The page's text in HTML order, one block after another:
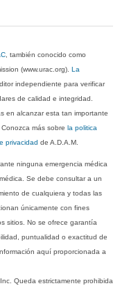
, también conocido como
(www.urac.org).La
independiente para verificar
de calidad e integridad.
en alcanzar esta tan importante
Conozca más sobrela politica
privacidad de A.D.A.M.
ninguna emergencia médica
Se debe consultar a un
de cualquiera y todas las
únicamente con fines
sitios. No se ofrece garantía
puntualidad o exactitud de
aquí proporcionada a
Queda estrictamente prohibida